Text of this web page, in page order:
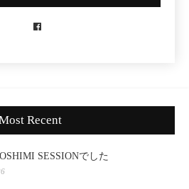
Recent
SESSIONでした